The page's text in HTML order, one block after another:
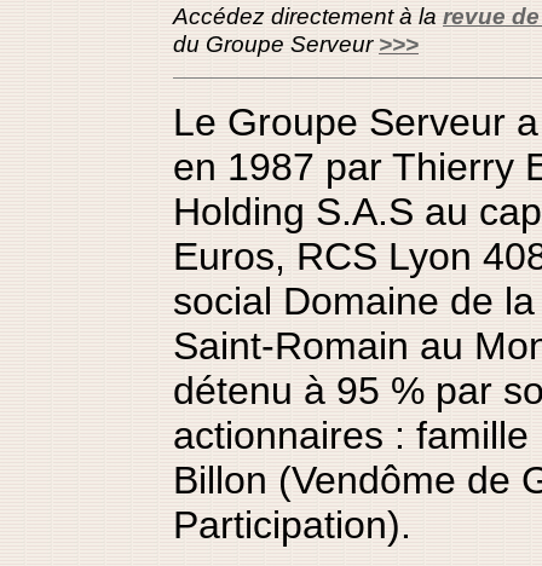
Accédez directement à la revue
du Groupe Serveur >>>
Le Groupe Serveur
en 1987 par Thierry
Holding S.A.S au
Euros, RCS Lyon
social Domaine de
Saint-Romain au
détenu à 95 % par
actionnaires :
Billon (Vendôme de
Participation).